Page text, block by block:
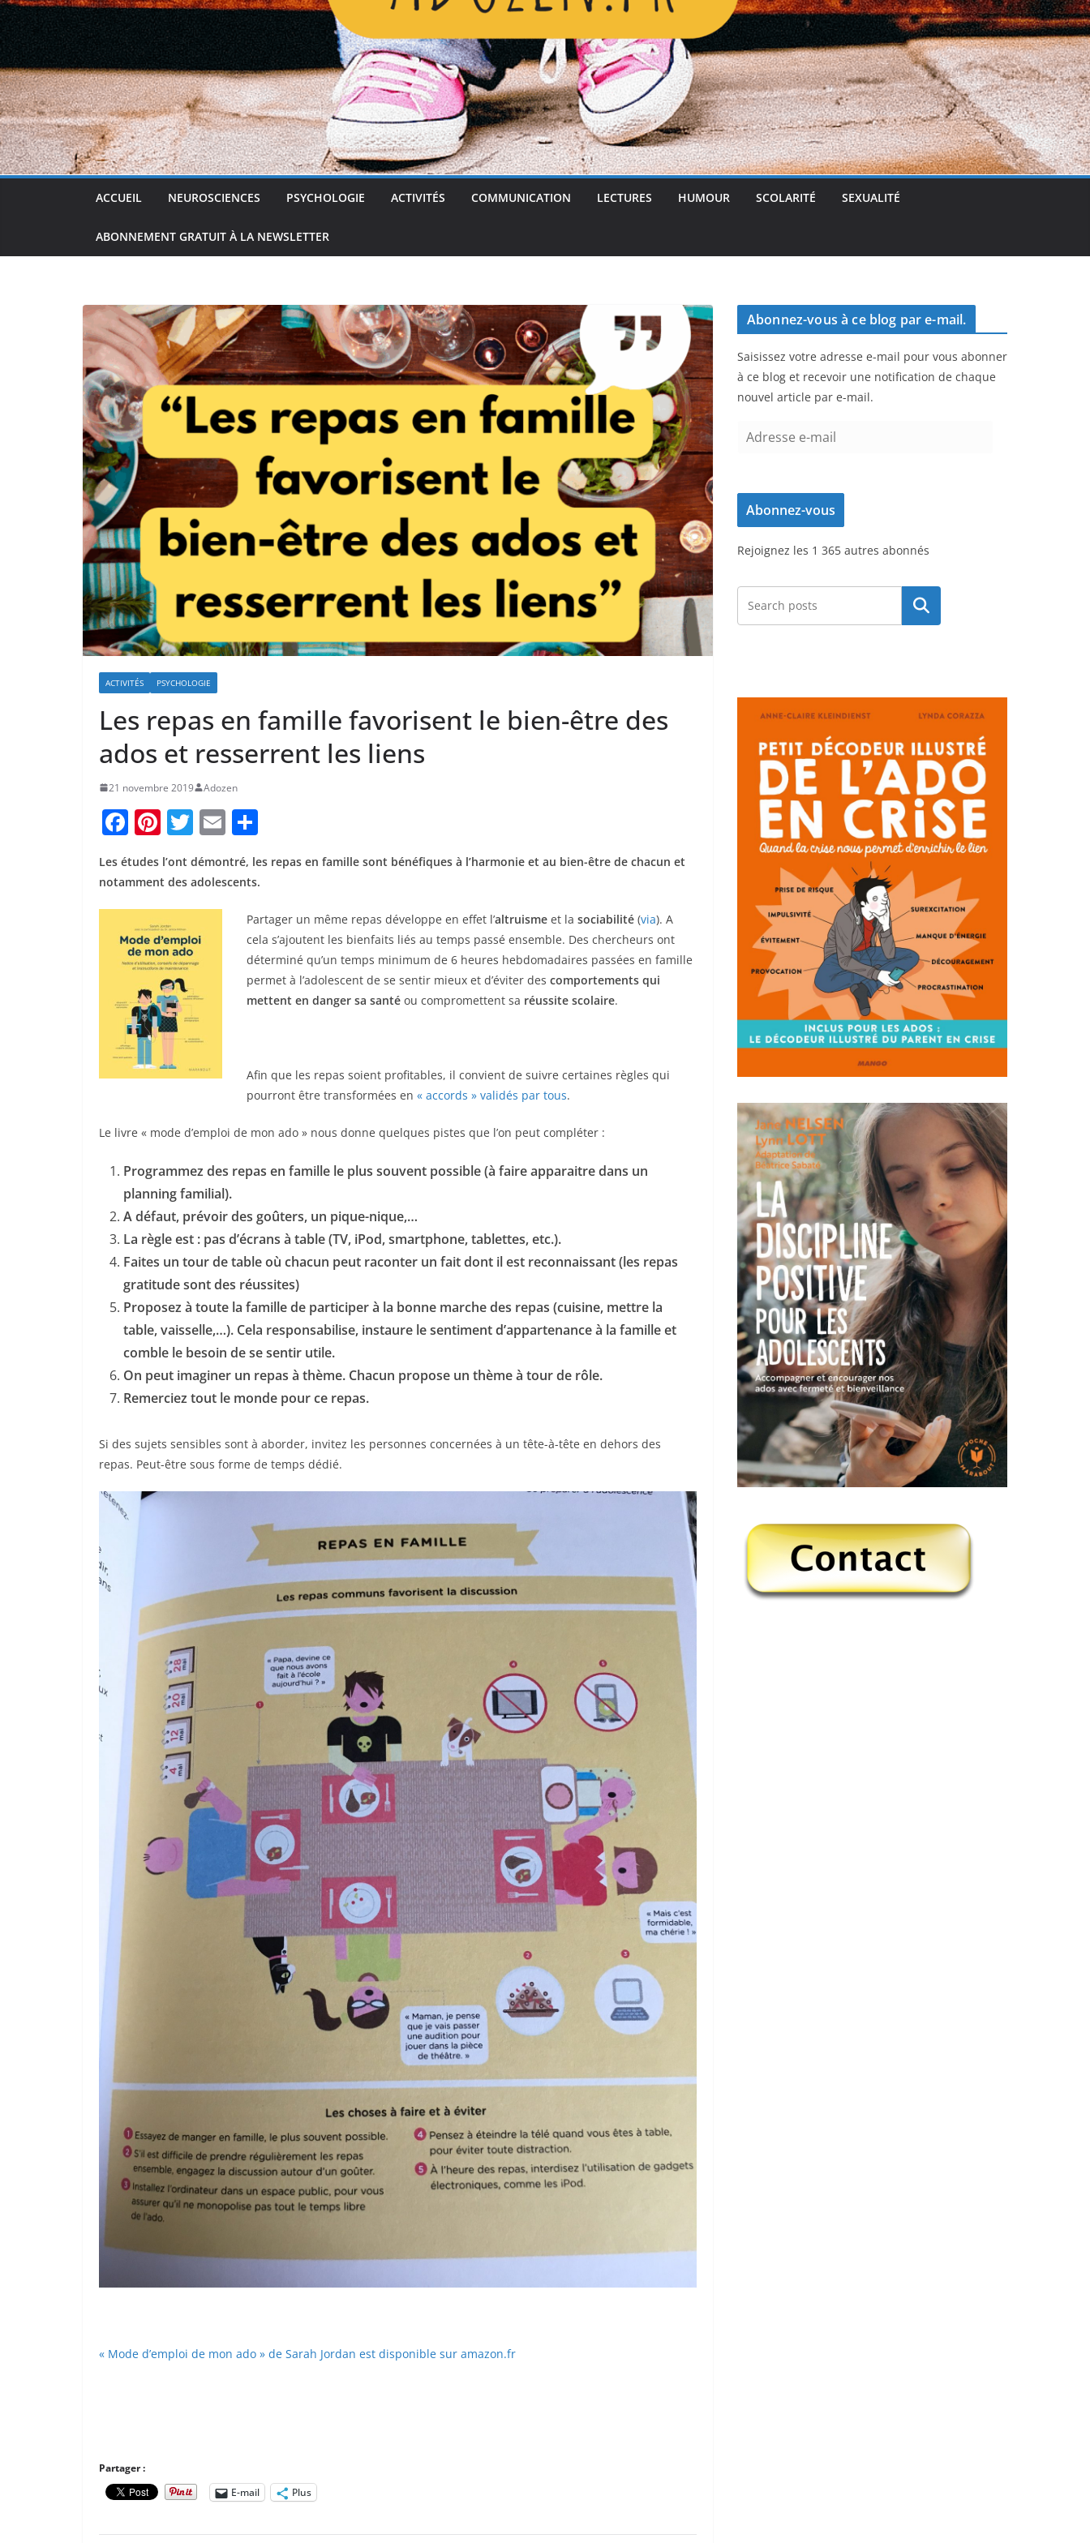
ACCUEIL NEUROSCIENCES PSYCHOLOGIE ACTIVITÉS COMMUNICATION LECTURES HUMOUR SCOLARITÉ SEXUALITÉ
ABONNEMENT GRATUIT À LA NEWSLETTER
ACTIVITÉS PSYCHOLOGIE
Les repas en famille favorisent le bien-être des
ados et resserrent les liens
21 novembre 2019 Adozen
F
c
e
b
o
o
k
Pi
nt
er
e
st
T
w
itt
er
E
m
ai ta
er
Les études l’ont démontré, les repas en famille sont bénéfiques à l’harmonie et au bien-être de chacun et
notamment des adolescents.
Partager un même repas développe en effet l’altruisme et la sociabilité (via). A
cela s’ajoutent les bienfaits liés au temps passé ensemble. Des chercheurs ont
déterminé qu’un temps minimum de 6 heures hebdomadaires passées en famille
permet à l’adolescent de se sentir mieux et d’éviter des comportements qui
mettent en danger sa santé ou compromettent sa réussite scolaire.
Afin que les repas soient profitables, il convient de suivre certaines règles qui
pourront être transformées en « accords » validés par tous.
Le livre « mode d’emploi de mon ado » nous donne quelques pistes que l’on peut compléter :
Programmez des repas en famille le plus souvent possible (à faire apparaitre dans un
planning familial).
A défaut, prévoir des goûters, un pique-nique,…
La règle est : pas d’écrans à table (TV, iPod, smartphone, tablettes, etc.).
Faites un tour de table où chacun peut raconter un fait dont il est reconnaissant (les repas
gratitude sont des réussites)
Proposez à toute la famille de participer à la bonne marche des repas (cuisine, mettre la
table, vaisselle,…). Cela responsabilise, instaure le sentiment d’appartenance à la famille et
comble le besoin de se sentir utile.
On peut imaginer un repas à thème. Chacun propose un thème à tour de rôle.
Remerciez tout le monde pour ce repas.
Si des sujets sensibles sont à aborder, invitez les personnes concernées à un tête-à-tête en dehors des
repas. Peut-être sous forme de temps dédié.
« Mode d’emploi de mon ado » de Sarah Jordan est disponible sur amazon.fr
Partager :
E-mail
Plus
Abonnez-vous à ce blog par e-mail.
Saisissez votre adresse e-mail pour vous abonner
à ce blog et recevoir une notification de chaque
nouvel article par e-mail.
e
s
e
-
Abonnez-vous
Rejoignez les 1 365 autres abonnés
Rechercher
g
e
r